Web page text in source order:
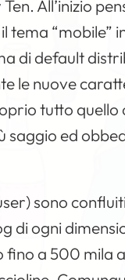
All’inizio
tema “mobile”
di default
le nuove
tutto quello
saggio ed
sono
di ogni
a 500 mila